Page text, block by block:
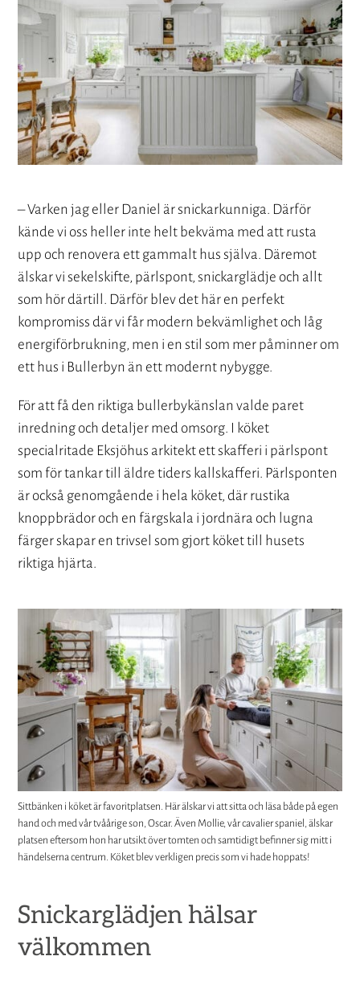
– Varken jag eller Daniel är snickarkunniga. Därför
kände vi oss heller inte helt bekväma med att rusta
upp och renovera ett gammalt hus själva. Däremot
älskar vi sekelskifte, pärlspont, snickarglädje och allt
som hör därtill. Därför blev det här en perfekt
kompromiss där vi får modern bekvämlighet och låg
energiförbrukning, men i en stil som mer påminner om
ett hus i Bullerbyn än ett modernt nybygge.
För att få den riktiga bullerbykänslan valde paret
inredning och detaljer med omsorg. I köket
specialritade Eksjöhus arkitekt ett skafferi i pärlspont
som för tankar till äldre tiders kallskafferi. Pärlsponten
är också genomgående i hela köket, där rustika
knoppbrädor och en färgskala i jordnära och lugna
färger skapar en trivsel som gjort köket till husets
riktiga hjärta.
Sittbänken i köket är favoritplatsen. Här älskar vi att sitta och läsa både på egen
hand och med vår tvåårige son, Oscar. Även Mollie, vår cavalier spaniel, älskar
platsen eftersom hon har utsikt över tomten och samtidigt befinner sig mitt i
händelserna centrum. Köket blev verkligen precis som vi hade hoppats!
Snickarglädjen hälsar
välkommen